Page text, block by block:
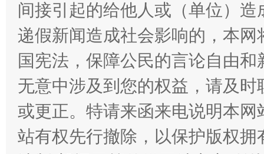
受贿1.44亿！段成刚被判无期 从幼
间接引起的给他人或（单位）
递假新闻造成社会影响的，本
国宪法，保障公民的言论自由
无意中涉及到您的权益，请及
或更正。特请来函来电说明本
站有权先行撤除，以保护版权